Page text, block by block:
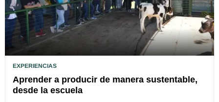
EXPERIENCIAS
Aprender a producir de manera sustentable,
desde la escuela